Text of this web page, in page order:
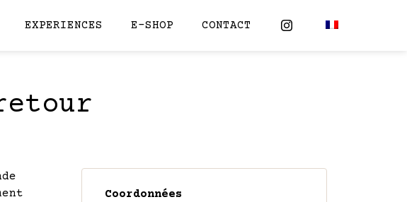
EXPERIENCES E-SHOP CONTACT
Coordonnées